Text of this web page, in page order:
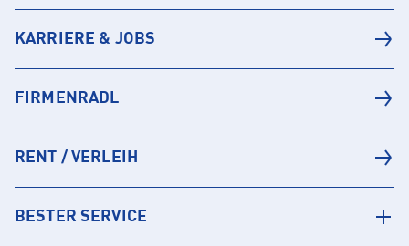
KARRIERE & JOBS
FIRMENRADL
RENT / VERLEIH
BESTER SERVICE